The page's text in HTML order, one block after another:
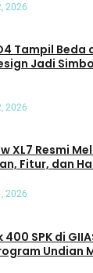
2026
Tampil Beda
Jadi
2026
XL7 Resmi
Fitur, dan
2026
400 SPK di
Undian